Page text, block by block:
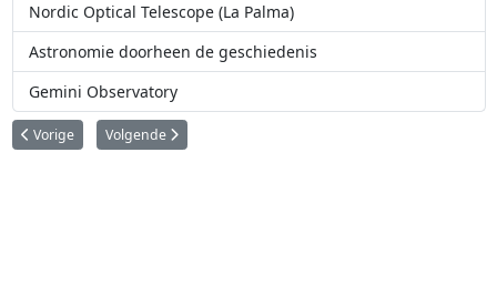
Nordic Optical Telescope (La Palma)
Astronomie doorheen de geschiedenis
Gemini Observatory
Vorig artikel: Sterrenkunde vanaf Antarctica
Vorige Volgende artikel: Specolo Vaticana 1: Castel Gandolfo (Rome)
Volgende